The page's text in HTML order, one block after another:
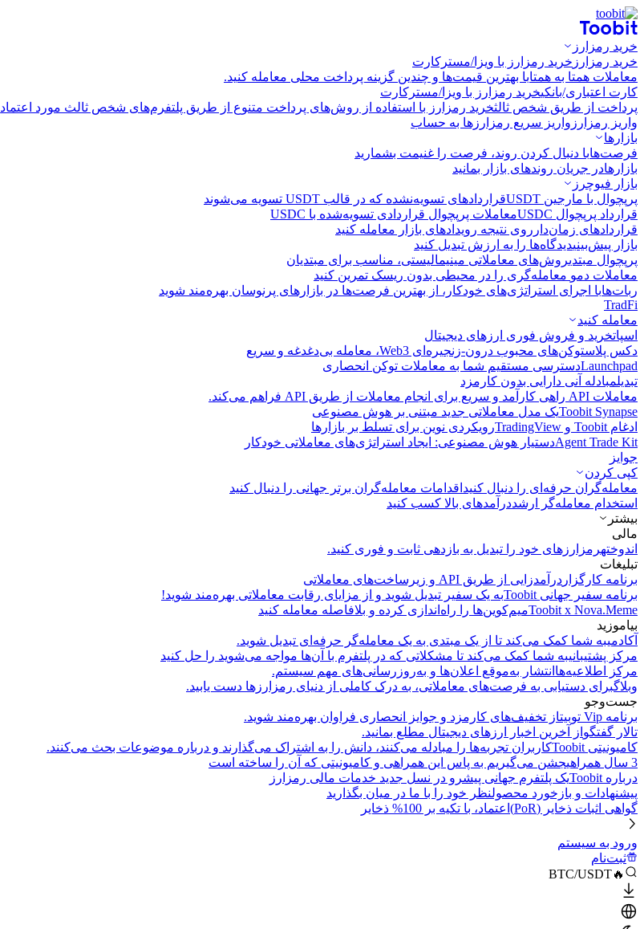
خرید رمزارز
خرید رمزارز خرید رمزارز با ویزا/مسترکارت
معاملات همتا به همتابا بهترین قیمت‌ها و چندین گزینه پرداخت محلی معامله کنید.
کارت اعتباری/بانکیخرید رمزارز با ویزا/مسترکارت
پرداخت از طریق شخص ثالثخرید رمزارز با استفاده از روش‌های پرداخت متنوع از طریق پلتفرم‌های شخص ثالث مورد اعتماد
واریز رمزارز واریز سریع رمزارزها به حساب
بازارها
فرصت‌هابا دنبال کردن روند، فرصت را غنیمت بشمارید
بازارهادر جریان روندهای بازار بمانید
بازار فیوچرز
پرپچوال با مارجین USDT
قراردادهای تسویه‌نشده که در قالب USDT تسویه می‌شوند
قرارداد پرپچوال USDC
معاملات پرپچوال قراردادی تسویه‌شده با USDC
قراردادهای زمان‌دار روی نتیجه رویدادهای بازار معامله کنید
بازار پیش‌بینیدیدگاه‌ها را به ارزش تبدیل کنید
پرپچوال مبتدیروش‌های معاملاتی مینیمالیستی، مناسب برای مبتدیان
معاملات دمو معامله‌گری را در محیطی بدون ریسک تمرین کنید
ربات‌هابا اجرای استراتژی‌های خودکار، از بهترین فرصت‌ها در بازارهای پرنوسان بهره‌مند شوید
TradFi
معامله کنید
اسپاتخرید و فروش فوری ارزهای دیجیتال
دکس پلاستوکن‌های محبوب درون-زنجیره‌ای Web3، معامله بی‌دغدغه و سریع
Launchpadدسترسی مستقیم شما به معاملات توکن انحصاری
تبدیلمبادله آنی دارایی بدون کارمزد
معاملات API
راهی کارآمد و سریع برای انجام معاملات از طریق API فراهم می‌کند.
Toobit Synapseیک مدل معاملاتی جدید مبتنی بر هوش مصنوعی
ادغام Toobit و TradingView
رویکردی نوین برای تسلط بر بازارها
Agent Trade Kitدستیار هوش مصنوعی: ایجاد استراتژی‌های معاملاتی خودکار
جوایز
کپی‌ کردن
معامله‌گران حرفه‌ای را دنبال کنید اقدامات معامله‌گران برتر جهانی را دنبال کنید
استخدام معامله‌گر ارشددرآمد‌های بالا کسب کنید
بیشتر
مالی
اندوختهرمزارزهای خود را تبدیل به بازدهی ثابت و فوری کنید.
تبلیغات
برنامه کارگزار درآمدزایی از طریق API و زیرساخت‌های معاملاتی
برنامه سفیر جهانی Toobit
به یک سفیر تبدیل شوید و از مزایای رقابت معاملاتی بهره‌مند شوید!
Toobit x Nova.Memeمیم‌کوین‌ها را راه‌اندازی کرده و بلافاصله معامله کنید
بیاموزید
آکادمیبه شما کمک می‌کند تا از یک مبتدی به یک معامله‌گر حرفه‌ای تبدیل شوید.
مرکز پشتیبانیبه شما کمک می‌کند تا مشکلاتی که در پلتفرم با آن‌ها مواجه می‌شوید را حل کنید
مرکز اطلاعیه‌ها انتشار به‌موقع اعلان‌ها و به‌روزرسانی‌های مهم سیستم.
وبلاگبرای دستیابی به فرصت‌های معاملاتی، به درک کاملی از دنیای رمزارزها دست یابید.
جست‌وجو
برنامه Vip توبیت
از تخفیف‌های کارمزد و جوایز انحصاری فراوان بهره‌مند شوید.
تالار گفتگو از آخرین اخبار ارزهای دیجیتال مطلع بمانید.
کامیونیتی Toobit
کاربران تجربه‌ها را مبادله می‌کنند، دانش را به اشتراک می‌گذارند و درباره موضوعات بحث می‌کنند.
3 سال همراهی
جشن می‌گیریم به پاس این همراهی و کامیونیتی که آن را ساخته است
درباره Toobit
یک پلتفرم جهانی پیشرو در نسل جدید خدمات مالی رمزارز
پیشنهادات و بازخورد محصولنظر خود را با ما در میان بگذارید
گواهی اثبات ذخایر (PoR)
اعتماد، با تکیه بر 100% ذخایر
ورود به سیستم
ثبت‌نام
🔥BTC/USDT